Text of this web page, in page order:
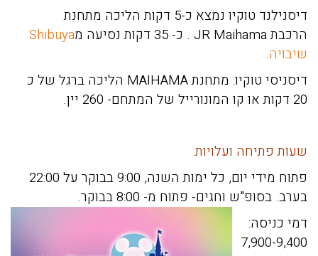
דיסנילנד טוקיו נמצא כ-5 דקות הליכה מתחנת
הרכבתJR Maihama . כ- 35 דקות נסיעה מ
Shibuya
שיבויה.
דיסניסי טוקיו: מ
תחנת MAIHAMA הליכה ברגל של כ
20 דקות או קו המונורייל של המתחם- 260 יין.
שעות פתיחה ועלויות:
פתוח מידי יום, כל ימות השנה, 9:00 בבוקר על 22:00
בערב. בסופ"ש וחגים- פתוח מ- 8:00 בבוקר.
דמי כניסה:
7,900-9,400